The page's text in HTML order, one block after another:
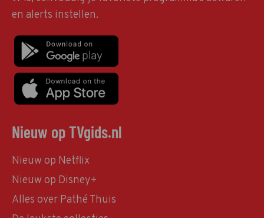
en alerts instellen.
Nieuw op TVgids.nl
Nieuw op Netflix
Nieuw op Disney+
Alles over Pathé Thuis